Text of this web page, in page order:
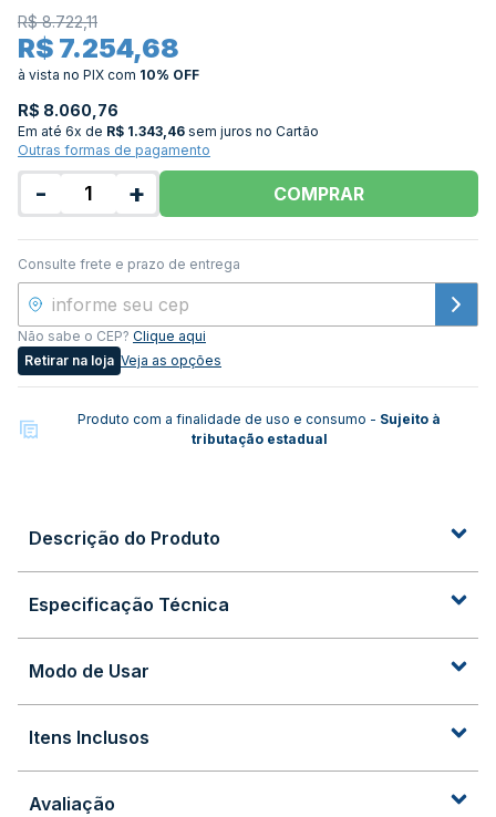
R$ 8.722,11
R$ 7.254,68
à vista no PIX com 10% OFF
R$ 8.060,76
Em até 6x de R$ 1.343,46 sem juros no Cartão
Outras formas de pagamento
- + COMPRAR
Consulte frete e prazo de entrega
Não sabe o CEP? Clique aqui
Retirar na loja Veja as opções
Produto com a finalidade de uso e consumo - Sujeito à
tributação estadual
Descrição do Produto
Especificação Técnica
Modo de Usar
Itens Inclusos
Avaliação